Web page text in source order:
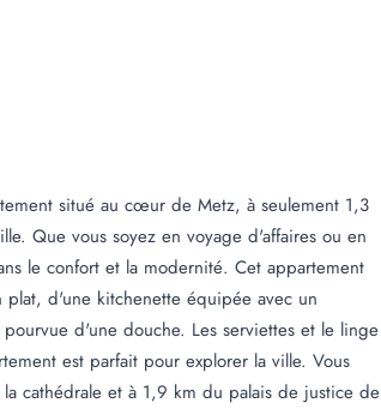
situé au cœur de Metz, à seulement 1,3
Que vous soyez en voyage d'affaires ou en
le confort et la modernité. Cet appartement
d'une kitchenette équipée avec un
d'une douche. Les serviettes et le linge
est parfait pour explorer la ville. Vous
cathédrale et à 1,9 km du palais de justice de